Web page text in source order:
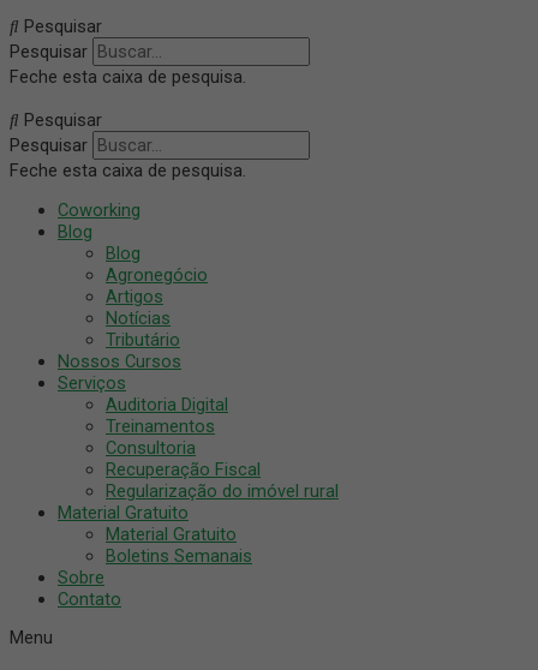
Pesquisar
Pesquisar
Feche esta caixa de pesquisa.
Pesquisar
Pesquisar
Feche esta caixa de pesquisa.
Coworking
Blog
Blog
Agronegócio
Artigos
Notícias
Tributário
Nossos Cursos
Serviços
Auditoria Digital
Treinamentos
Consultoria
Recuperação Fiscal
Regularização do imóvel rural
Material Gratuito
Material Gratuito
Boletins Semanais
Sobre
Contato
Menu